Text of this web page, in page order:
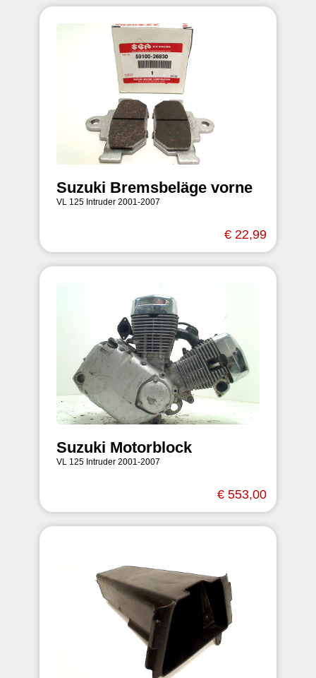
Suzuki Bremsbeläge vorne
VL 125 Intruder 2001-2007
€ 22,99
Suzuki Motorblock
VL 125 Intruder 2001-2007
€ 553,00